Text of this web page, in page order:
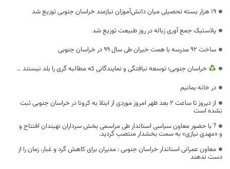
۱۹ هزار بسته تحصیلی میان دانش‌آموزان نیازمند خراسان جنوبی توزیع شد
پلاستیک جمع آوری زباله در روز طبیعت توزیع شد
ساخت ۹۲ مدرسه با همت خیران طی سال ۹۹ در خراسان جنوبی
خراسان جنوبی؛ توسعه نیافتگی و نمایندگانی که مطالبه گری را بلد نیستند …
در خانه بمانیم
از دیروز تا ساعت 2 بعد ظهر امروز موردی از ابتلا به کرونا در خراسان جنوبی ثبت
نشده است
? با حضور معاون سیاسی استاندار طی مراسمی بخش سرداران نهبندان افتتاح و
و «مهدی نیازی» به سمت بخشدار منتصب گردید.
معاون عمرانی استاندار خراسان جنوبی : مدیران برای کاهش گرد و غبار، زمان را از
دست ندهند